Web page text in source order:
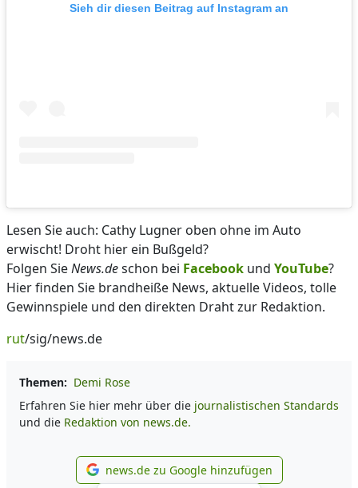
Sieh dir diesen Beitrag auf Instagram an
Lesen Sie auch: Cathy Lugner oben ohne im Auto
erwischt! Droht hier ein Bußgeld?
Folgen SieNews.deschon bei Facebook und YouTube?
Hier finden Sie brandheiße News, aktuelle Videos, tolle
Gewinnspiele und den direkten Draht zur Redaktion.
rut/sig/news.de
Themen: Demi Rose
Erfahren Sie hier mehr über die journalistischen Standards
und die Redaktion von news.de.
news.de zu Google
news.de zu Google hinzufügen